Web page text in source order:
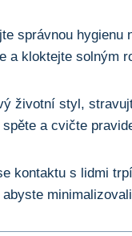
⁣správnou hygienu
a ‌kloktejte solným
životní styl,‍
a cvičte
kontaktu‌ s⁤ lidmi
abyste‍